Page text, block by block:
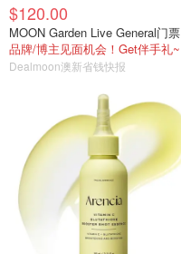
$120.00
MOON Garden Live General门票
品牌/博主见面机会！Get伴手礼~
Dealmoon澳新省钱快报